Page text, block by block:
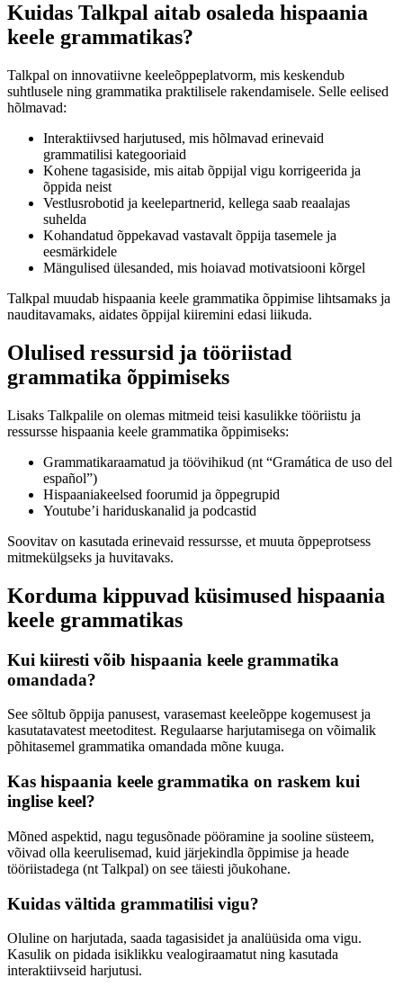
Kuidas Talkpal aitab osaleda hispaania
keele grammatikas?
Talkpal on innovatiivne keeleõppeplatvorm, mis keskendub
suhtlusele ning grammatika praktilisele rakendamisele. Selle eelised
hõlmavad:
Interaktiivsed harjutused, mis hõlmavad erinevaid
grammatilisi kategooriaid
Kohene tagasiside, mis aitab õppijal vigu korrigeerida ja
õppida neist
Vestlusrobotid ja keelepartnerid, kellega saab reaalajas
suhelda
Kohandatud õppekavad vastavalt õppija tasemele ja
eesmärkidele
Mängulised ülesanded, mis hoiavad motivatsiooni kõrgel
Talkpal muudab hispaania keele grammatika õppimise lihtsamaks ja
nauditavamaks, aidates õppijal kiiremini edasi liikuda.
Olulised ressursid ja tööriistad
grammatika õppimiseks
Lisaks Talkpalile on olemas mitmeid teisi kasulikke tööriistu ja
ressursse hispaania keele grammatika õppimiseks:
Grammatikaraamatud ja töövihikud (nt “Gramática de uso del
español”)
Hispaaniakeelsed foorumid ja õppegrupid
Youtube’i hariduskanalid ja podcastid
Soovitav on kasutada erinevaid ressursse, et muuta õppeprotsess
mitmekülgseks ja huvitavaks.
Korduma kippuvad küsimused hispaania
keele grammatikas
Kui kiiresti võib hispaania keele grammatika
omandada?
See sõltub õppija panusest, varasemast keeleõppe kogemusest ja
kasutatavatest meetoditest. Regulaarse harjutamisega on võimalik
põhitasemel grammatika omandada mõne kuuga.
Kas hispaania keele grammatika on raskem kui
inglise keel?
Mõned aspektid, nagu tegusõnade pööramine ja sooline süsteem,
võivad olla keerulisemad, kuid järjekindla õppimise ja heade
tööriistadega (nt Talkpal) on see täiesti jõukohane.
Kuidas vältida grammatilisi vigu?
Oluline on harjutada, saada tagasisidet ja analüüsida oma vigu.
Kasulik on pidada isiklikku vealogiraamatut ning kasutada
interaktiivseid harjutusi.